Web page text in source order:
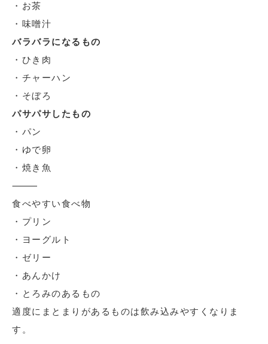
・お茶
・味噌汁
バラバラになるもの
・ひき肉
・チャーハン
・そぼろ
パサパサしたもの
・パン
・ゆで卵
・焼き魚
⸻
食べやすい食べ物
・プリン
・ヨーグルト
・ゼリー
・あんかけ
・とろみのあるもの
適度にまとまりがあるものは飲み込みやすくなりま
す。